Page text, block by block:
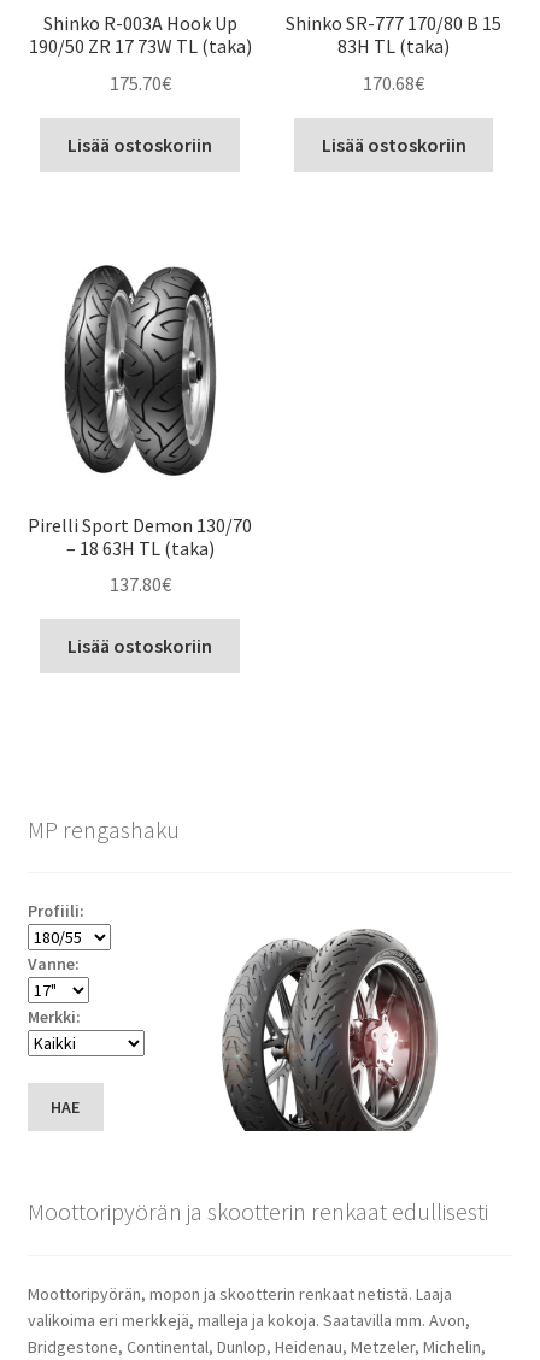
Shinko R-003A Hook Up
190/50 ZR 17 73W TL (taka)
175.70€
Lisää ostoskoriin
Shinko SR-777 170/80 B 15
83H TL (taka)
170.68€
Lisää ostoskoriin
Pirelli Sport Demon 130/70
– 18 63H TL (taka)
137.80€
Lisää ostoskoriin
MP rengashaku
Profiili:
Vanne:
Merkki:
HAE
Moottoripyörän ja skootterin renkaat edullisesti
Moottoripyörän, mopon ja skootterin renkaat netistä. Laaja
valikoima eri merkkejä, malleja ja kokoja. Saatavilla mm. Avon,
Bridgestone, Continental, Dunlop, Heidenau, Metzeler, Michelin,